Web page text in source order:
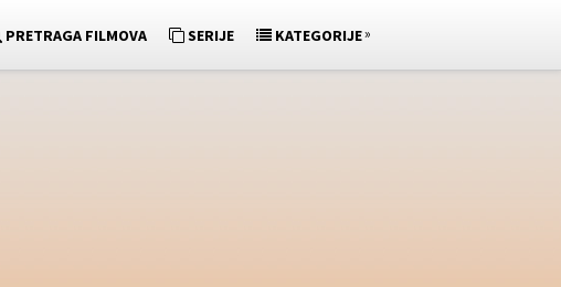
PRETRAGA FILMOVA SERIJE KATEGORIJE»